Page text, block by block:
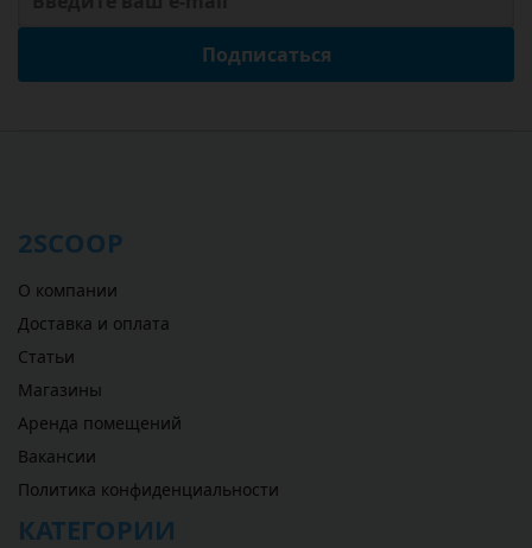
Подписаться
2SCOOP
О компании
Доставка и оплата
Статьи
Магазины
Аренда помещений
Вакансии
Политика конфиденциальности
КАТЕГОРИИ